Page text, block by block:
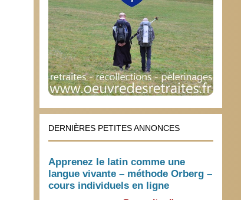
DERNIÈRES PETITES ANNONCES
Apprenez le latin comme une
langue vivante – méthode Orberg –
cours individuels en ligne